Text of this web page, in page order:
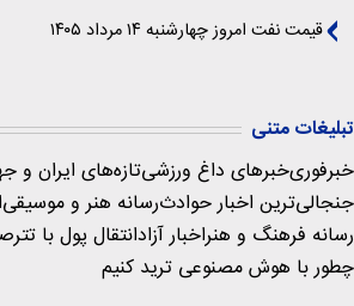
قیمت نفت امروز چهارشنبه ۱۴ مرداد ۱۴۰۵
تبلیغات متنی
خبرفوریخبرهای داغ ورزشیتازه‌های ایران و
جنجالی‌ترین اخبار حوادثرسانه هنر و موسیقی
رسانه فرهنگ و هنراخبار آزادانتقال پول با تتر
چطور با هوش مصنوعی ترید کنیم